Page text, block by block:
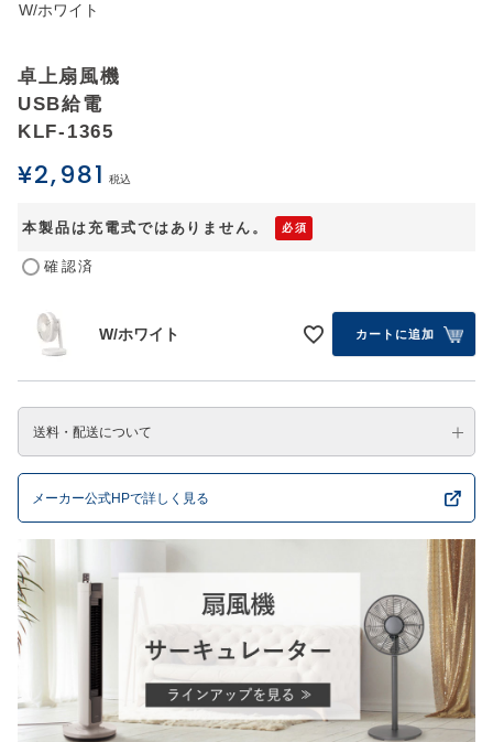
W/ホワイト
卓上扇風機
USB給電
KLF-1365
¥2,981 税込
本製品は充電式ではありません。
確認済
W/ホワイト カートに追加
送料・配送について
メーカー公式HPで詳しく見る